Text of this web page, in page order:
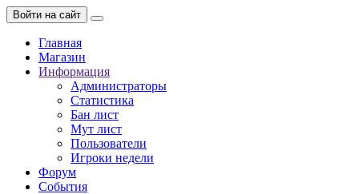
Войти на сайт
Главная
Магазин
Информация
Администраторы
Статистика
Бан лист
Мут лист
Пользователи
Игроки недели
Форум
События